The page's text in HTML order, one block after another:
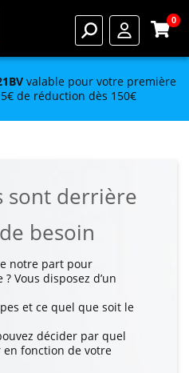
0
valable pour votre première
de réduction dès 150€
sont derrière
besoin
notre part pour
Vous disposez d’un
et ce quel que soit le
décider par quel
en fonction de votre